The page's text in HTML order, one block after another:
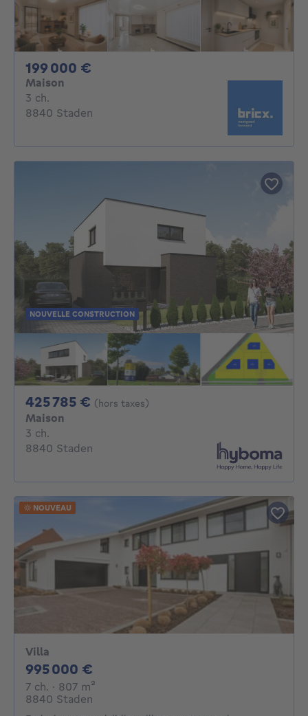
199 000 €
Maison
3 ch.
8840 Staden
NOUVELLE CONSTRUCTION
425 785 € 425785€
(hors taxes)
Maison
3 ch.
8840 Staden
Villa
995 000 €
7 ch. 7 chambres
· 807 m²
8840 Staden
NOUVEAU